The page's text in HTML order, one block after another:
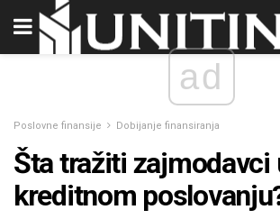
ad
Poslovne finansije Dobijanje finansiranja
Šta tražiti zajmodavci
kreditnom